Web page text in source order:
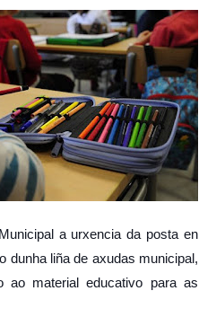
a urxencia da posta en
dunha liña de axudas municipal,
material educativo para as